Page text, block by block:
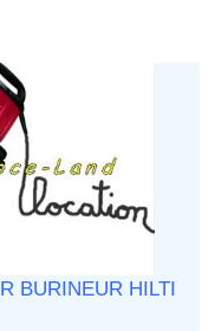
BURINEUR HILTI